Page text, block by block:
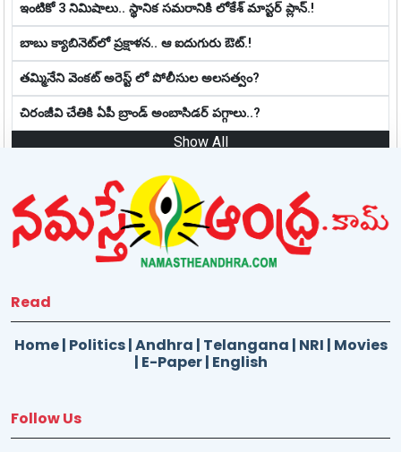
ఇంటికో 3 నిమిషాలు.. స్థానిక స‌మ‌రానికి లోకేశ్ మాస్ట‌ర్ ప్లాన్‌.!
బాబు క్యాబినెట్‌లో ప్ర‌క్షాళ‌న‌.. ఆ ఐదుగురు ఔట్‌.!
తమ్మినేని వెంకట్ అరెస్ట్ లో పోలీసుల అలసత్వం?
చిరంజీవి చేతికి ఏపీ బ్రాండ్ అంబాసిడర్ పగ్గాలు..?
Show All
Read
Home| Politics|Andhra | Telangana | NRI | Movies
| E-Paper| English
Follow Us